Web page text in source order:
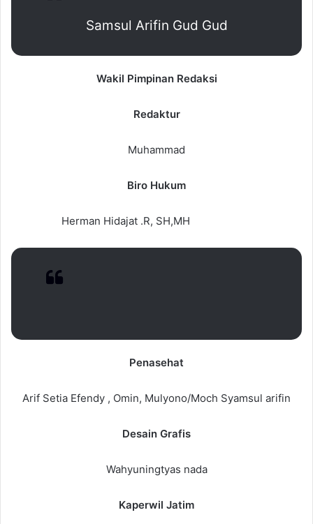
Samsul Arifin Gud Gud
Wakil Pimpinan Redaksi
Redaktur
Muhammad
Biro Hukum
Herman Hidajat .R, SH,MH
Penasehat
Arif Setia Efendy , Omin, Mulyono/Moch Syamsul arifin
Desain Grafis
Wahyuningtyas nada
Kaperwil Jatim